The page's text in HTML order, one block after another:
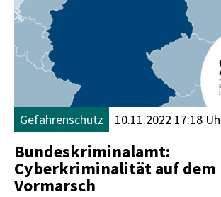
Gefahrenschutz 10.11.2022 17:18
Bundeskriminalamt:
Cyberkriminalität auf dem
Vormarsch